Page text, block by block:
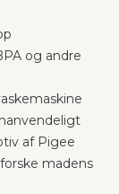
og andre
af Pigee
madens